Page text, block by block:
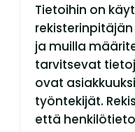
Tietoihin on
ja muilla
tarvitsevat
ovat
työntekijät.
että